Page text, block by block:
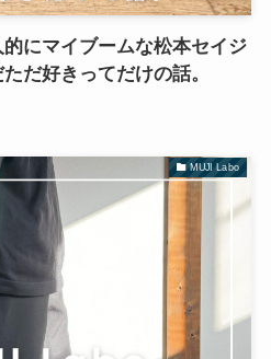
にマイブームな松本セイジ
だ好きってだけの話。
MUJI Labo